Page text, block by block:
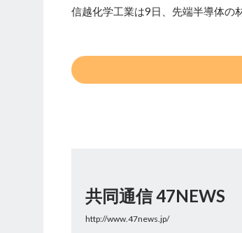
信越化学工業は9日、先端半導体の
共同通信 47NEWS
http://www.47news.jp/